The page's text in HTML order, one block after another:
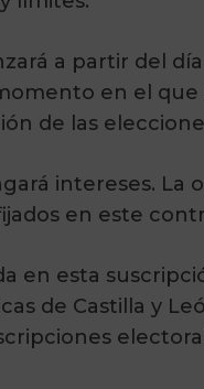
a partir del
en el
de las
intereses. La
en este
en esta
de Castilla y